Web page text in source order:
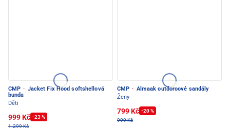
CMP · Jacket Fix Hood softshellová
bunda
Děti
999 Kč -23 %
1.299 Kč
CMP · Almaak outdoroové sandály
Ženy
799 Kč -20 %
999 Kč